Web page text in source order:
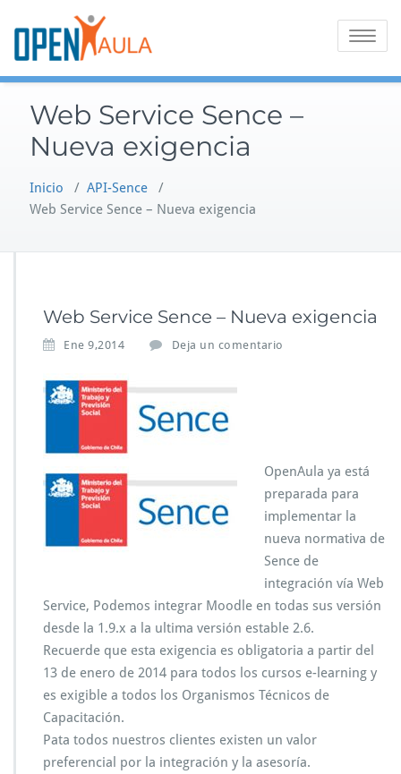
contenido
Alternar
Web Service Sence –
Nueva exigencia
Inicio / API-Sence /
Web Service Sence – Nueva exigencia
Web Service Sence – Nueva exigencia
Ene 9,2014 Deja un comentario
OpenAula ya está
preparada para
implementar la
nueva normativa de
Sence de
integración vía Web
Service, Podemos integrar Moodle en todas sus versión
desde la 1.9.x a la ultima versión estable 2.6.
Recuerde que esta exigencia es obligatoria a partir del
13 de enero de 2014 para todos los cursos e-learning y
es exigible a todos los Organismos Técnicos de
Capacitación.
Pata todos nuestros clientes existen un valor
preferencial por la integración y la asesoría.